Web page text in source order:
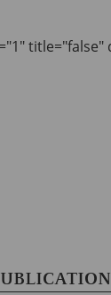
title="false"